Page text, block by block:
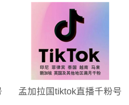
孟加拉国tiktok直播千粉号